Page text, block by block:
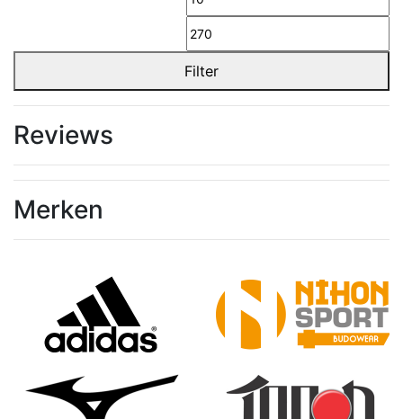
Filter
Reviews
Merken